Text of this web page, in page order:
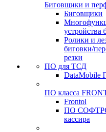
Биговщики и
Биговщики
устройства
Ролики и
биговки/
резки
ПО для ТСД
DataMobile
ПО класса
Frontol
ПО
кассира